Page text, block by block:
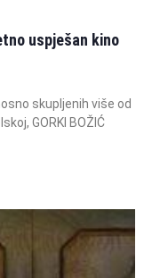
uspješan kino
skupljenih više od
GORKI BOŽIĆ